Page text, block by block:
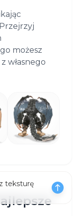
teksturę
możesz
własnego